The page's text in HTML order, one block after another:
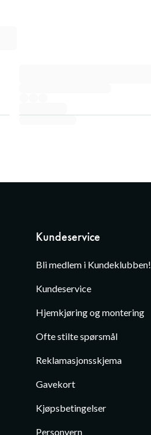
Kundeservice
Bli medlem i Kundeklubben!
Kundeservice
Hjemkjøring og montering
Ofte stilte spørsmål
Reklamasjonsskjema
Gavekort
Kjøpsbetingelser
Personvern